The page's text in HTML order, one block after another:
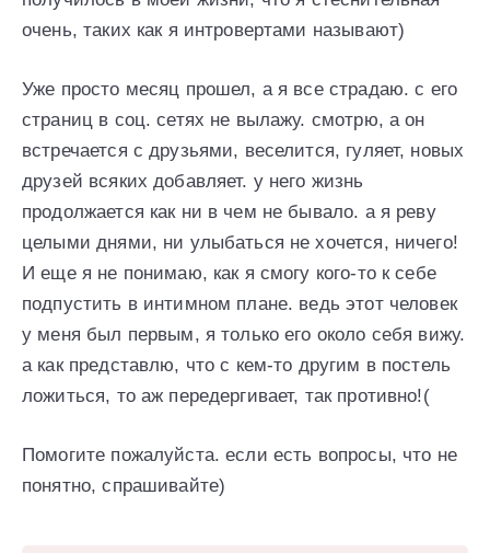
очень, таких как я интровертами называют)
Уже просто месяц прошел, а я все страдаю. с его
страниц в соц. сетях не вылажу. смотрю, а он
встречается с друзьями, веселится, гуляет, новых
друзей всяких добавляет. у него жизнь
продолжается как ни в чем не бывало. а я реву
целыми днями, ни улыбаться не хочется, ничего!
И еще я не понимаю, как я смогу кого-то к себе
подпустить в интимном плане. ведь этот человек
у меня был первым, я только его около себя вижу.
а как представлю, что с кем-то другим в постель
ложиться, то аж передергивает, так противно!(
Помогите пожалуйста. если есть вопросы, что не
понятно, спрашивайте)